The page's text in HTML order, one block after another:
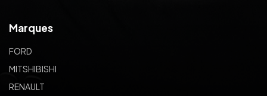
Marques
FORD
MITSHIBISHI
RENAULT